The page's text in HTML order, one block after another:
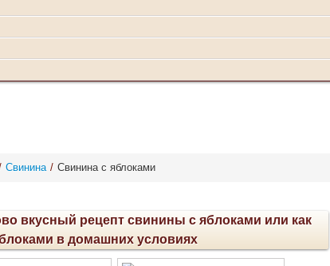
Свинина / Свинина с яблоками
вкусный рецепт свинины с яблоками или как
в домашних условиях